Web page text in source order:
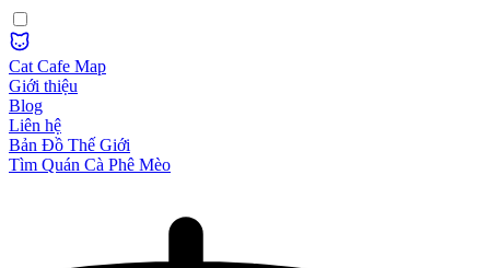
Cat Cafe Map
Giới thiệu
Blog
Liên hệ
Bản Đồ Thế Giới
Tìm Quán Cà Phê Mèo